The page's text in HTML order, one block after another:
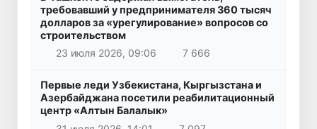
требовавший у предпринимателя 360 тысяч
долларов за «урегулирование» вопросов со
строительством
23 июля 2026, 09:06
7 666
Первые леди Узбекистана, Кыргызстана и
Азербайджана посетили реабилитационный
центр «Алтын Балалык»